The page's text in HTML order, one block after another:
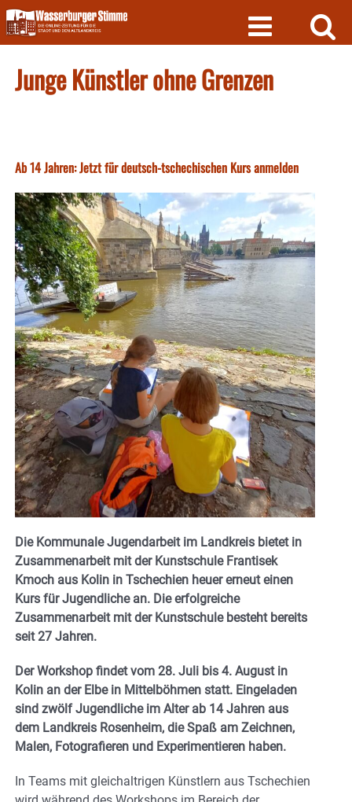
Skip
to
content
Junge Künstler ohne Grenzen
Ab 14 Jahren: Jetzt für deutsch-tschechischen Kurs anmelden
Die Kommunale Jugendarbeit im Landkreis bietet in
Zusammenarbeit mit der Kunstschule Frantisek
Kmoch aus Kolin in Tschechien heuer erneut einen
Kurs für Jugendliche an. Die erfolgreiche
Zusammenarbeit mit der Kunstschule besteht bereits
seit 27 Jahren.
Der Workshop findet vom 28. Juli bis 4. August in
Kolin an der Elbe in Mittelböhmen statt. Eingeladen
sind zwölf Jugendliche im Alter ab 14 Jahren aus
dem Landkreis Rosenheim, die Spaß am Zeichnen,
Malen, Fotografieren und Experimentieren haben.
In Teams mit gleichaltrigen Künstlern aus Tschechien